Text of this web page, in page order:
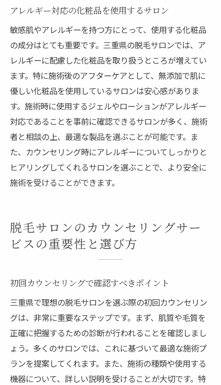
アレルギー対応の化粧品を使用するサロン
敏感肌やアレルギーを持つ方にとって、使用する化粧品
の成分はとても重要です。三重県の脱毛サロンでは、ア
レルギーに配慮した化粧品を取り扱うところが増えてい
ます。特に施術後のアフターケアとして、無添加で肌に
優しい化粧品を使用しているサロンは安心感がありま
す。施術時に使用するジェルやローションがアレルギー
対応であることを事前に確認できるサロンが多く、施術
者と相談の上、最適な製品を選ぶことが可能です。ま
た、カウンセリング時にアレルギーについてしっかりと
ヒアリングしてくれるサロンを選ぶことで、より安全に
施術を受けることができます。
脱毛サロンのカウンセリングサー
ビスの重要性と選び方
初回カウンセリングで確認すべきポイント
三重県で理想の脱毛サロンを選ぶ際の初回カウンセリン
グは、非常に重要なステップです。まず、肌質や毛質を
正確に把握するための診断が行われることを確認しまし
ょう。多くのサロンでは、これに基づいて最適な施術プ
ランを提案してくれます。また、施術の種類や使用する
機器について、詳しい説明を受けることが大切です。特